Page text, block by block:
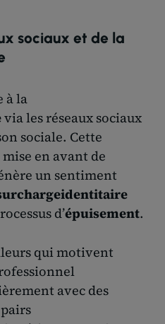
sociaux et de la
à la
via les réseaux sociaux
sociale. Cette
en avant de
un sentiment
d’épuisement.
qui motivent
avec des